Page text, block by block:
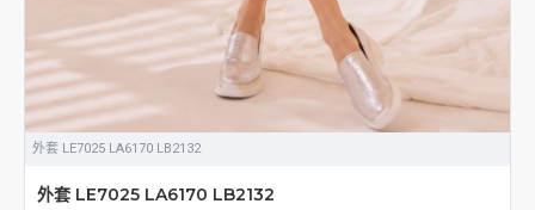
外套 LE7025 LA6170 LB2132
外套 LE7025 LA6170 LB2132